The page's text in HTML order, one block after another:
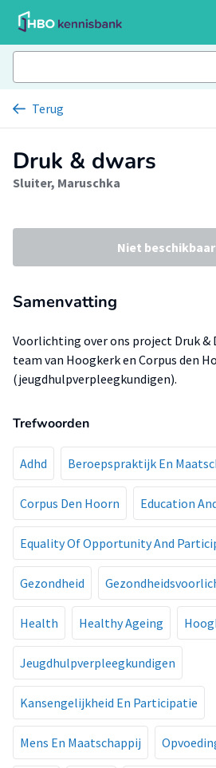
Terug
Druk & dwars
Sluiter, Maruschka
Niet beschikbaar
Samenvatting
Voorlichting over ons project Druk &
team van Hoogkerk en Corpus den
(jeugdhulpverpleegkundigen).
Trefwoorden
Adhd Beroepspraktijk En
Corpus Den Hoorn Education
Equality Of Opportunity And
Gezondheid
Health Healthy Ageing
Jeugdhulpverpleegkundigen
Kansengelijkheid En Participatie
Mens En Maatschappij